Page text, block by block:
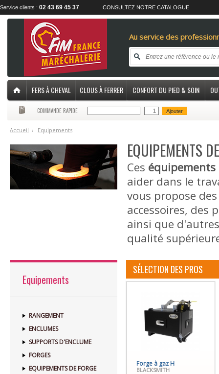
Service clients : 02 43 69 45 37 CONSULTEZ NOTRE CATALOGUE
Au service des
FERS À CHEVAL CLOUS À FERRER CONFORT DU PIED & SOIN
COMMANDE RAPIDE Ajouter
Accueil › Equipements
EQUIPEMENTS
Ces équipements
aider dans le
vous propose
accessoires, des
ainsi que
qualité
Equipements
RANGEMENT
ENCLUMES
SUPPORTS D'ENCLUME
FORGES
EQUIPEMENTS DE FORGE
SÉLECTION DES PROS
Forge à gaz H
BLACKSMITH